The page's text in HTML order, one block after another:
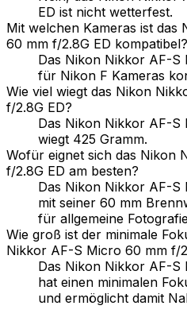
ED ist nicht wetterfest.
Mit welchen Kameras ist
60 mm f/2.8G ED kompatibel?
Das Nikon Nikkor AF-S
für Nikon F Kameras
Wie viel wiegt das Nikon
f/2.8G ED?
Das Nikon Nikkor AF-S
wiegt 425 Gramm.
Wofür eignet sich das Nikon
f/2.8G ED am besten?
Das Nikon Nikkor AF-S
mit seiner 60 mm
für allgemeine
Wie groß ist der minimale
Nikkor AF-S Micro 60 mm f/
Das Nikon Nikkor AF-S
hat einen minimalen
und ermöglicht damit